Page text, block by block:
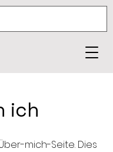
ich
mich-Seite. Dies